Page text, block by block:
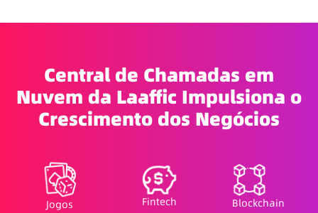
Central de Chamadas em
Nuvem da Laaffic Impulsiona o
Crescimento dos Negócios
Jogos Fintech Blockchain